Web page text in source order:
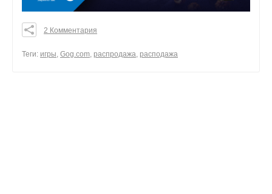
0
2 Комментария
Теги: игры, Gog.com, распродажа, расподажа